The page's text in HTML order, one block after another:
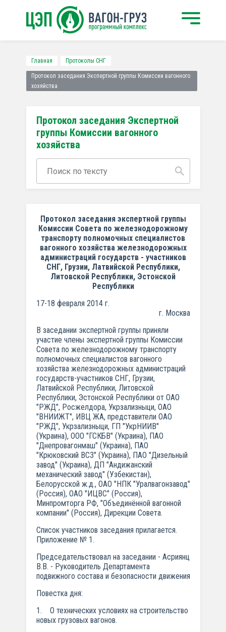
Главная Протоколы СНГ
Протокол заседания Экспертной группы Комиссии вагонного
хозяйства
Протокол заседания Экспертной
группы Комиссии вагонного
хозяйства
Протокол заседания экспертной группы
Комиссии Совета по железнодорожному
транспорту полномочных специалистов
вагонного хозяйства железнодорожных
администраций государств - участников
СНГ, Грузии, Латвийской Республики,
Литовской Республики, Эстонской
Республики
17-18 февраля 2014 г.
г. Москва
В заседании экспертной группы приняли
участие члены экспертной группы Комиссии
Совета по железнодорожному транспорту
полномочных специалистов вагонного
хозяйства железнодорожных администраций
государств-участников СНГ, Грузии,
Латвийской Республики, Литовской
Республики, Эстонской Республики от ОАО
"РЖД", Росжелдора, Укрзализныци, ОАО
"ВНИИЖТ", ИВЦ ЖА, представители ОАО
"РЖД", Укрзализныци, ГП "УкрНИИВ"
(Украина), ООО "ГСКБВ" (Украина), ПАО
"Днепровагонмаш" (Украина), ПАО
"Крюковский ВСЗ" (Украина), ПАО "Дизельный
завод" (Украина), ДП "Андижанский
механический завод" (Узбекистан),
Белорусской ж.д., ОАО "НПК "Уралвагонзавод"
(Россия), ОАО "ИЦВС" (Россия),
Минпромторга РФ, "Объединённой вагонной
компании" (Россия), Дирекции Совета.
Список участников заседания прилагается.
Приложение № 1.
Председательствовал на заседании - Асриянц
В.В. - Руководитель Департамента
подвижного состава и безопасности движения
Повестка дня:
1. О технических условиях на строительство
новых грузовых вагонов.